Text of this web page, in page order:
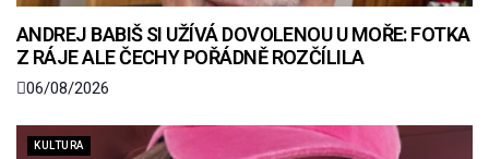
ANDREJ BABIŠ SI UŽÍVÁ DOVOLENOU U MOŘE: FOTKA
Z RÁJE ALE ČECHY POŘÁDNĚ ROZČÍLILA
06/08/2026
KULTURA